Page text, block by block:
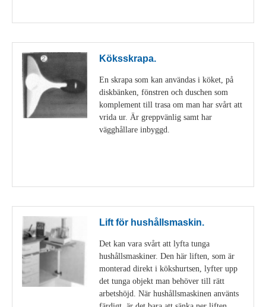
Köksskrapa.
En skrapa som kan användas i köket, på
diskbänken, fönstren och duschen som
komplement till trasa om man har svårt att
vrida ur. Är greppvänlig samt har
vägghållare inbyggd.
Lift för hushållsmaskin.
Det kan vara svårt att lyfta tunga
hushållsmaskiner. Den här liften, som är
monterad direkt i kökshurtsen, lyfter upp
det tunga objekt man behöver till rätt
arbetshöjd. När hushållsmaskinen använts